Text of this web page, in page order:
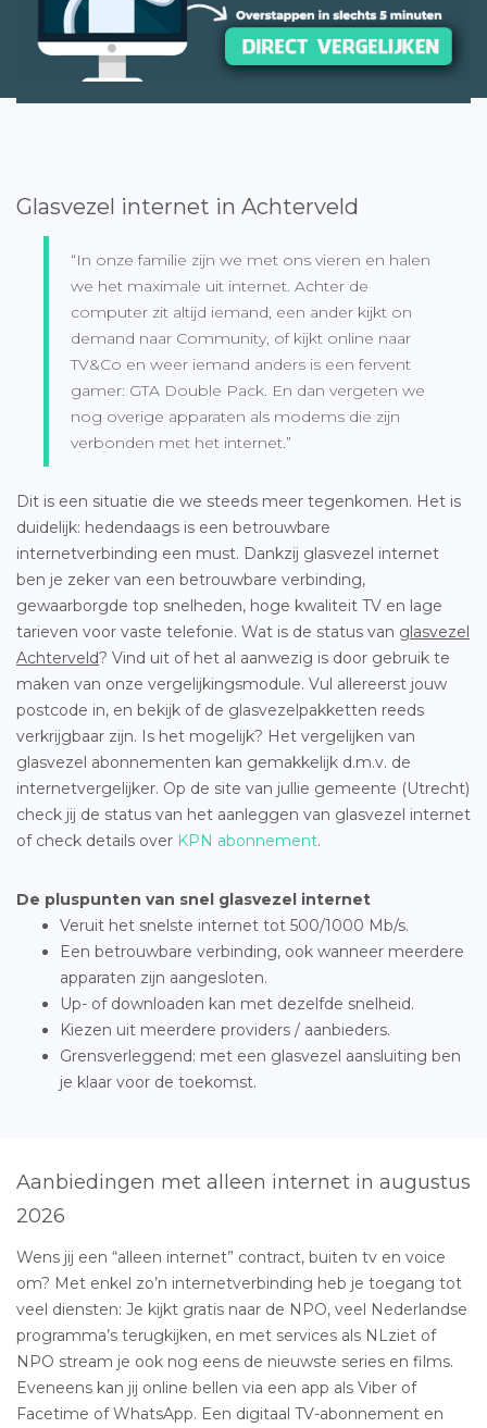
Glasvezel internet in Achterveld
“In onze familie zijn we met ons vieren en halen
we het maximale uit internet. Achter de
computer zit altijd iemand, een ander kijkt on
demand naar Community, of kijkt online naar
TV&Co en weer iemand anders is een fervent
gamer: GTA Double Pack. En dan vergeten we
nog overige apparaten als modems die zijn
verbonden met het internet.”
Dit is een situatie die we steeds meer tegenkomen. Het is
duidelijk: hedendaags is een betrouwbare
internetverbinding een must. Dankzij glasvezel internet
ben je zeker van een betrouwbare verbinding,
gewaarborgde top snelheden, hoge kwaliteit TV en lage
tarieven voor vaste telefonie. Wat is de status van glasvezel
Achterveld? Vind uit of het al aanwezig is door gebruik te
maken van onze vergelijkingsmodule. Vul allereerst jouw
postcode in, en bekijk of de glasvezelpakketten reeds
verkrijgbaar zijn. Is het mogelijk? Het vergelijken van
glasvezel abonnementen kan gemakkelijk d.m.v. de
internetvergelijker. Op de site van jullie gemeente (Utrecht)
check jij de status van het aanleggen van glasvezel internet
of check details over KPN abonnement.
De pluspunten van snel glasvezel internet
Veruit het snelste internet tot 500/1000 Mb/s.
Een betrouwbare verbinding, ook wanneer meerdere
apparaten zijn aangesloten.
Up- of downloaden kan met dezelfde snelheid.
Kiezen uit meerdere providers / aanbieders.
Grensverleggend: met een glasvezel aansluiting ben
je klaar voor de toekomst.
Aanbiedingen met alleen internet in augustus
2026
Wens jij een “alleen internet” contract, buiten tv en voice
om? Met enkel zo’n internetverbinding heb je toegang tot
veel diensten: Je kijkt gratis naar de NPO, veel Nederlandse
programma’s terugkijken, en met services als NLziet of
NPO stream je ook nog eens de nieuwste series en films.
Eveneens kan jij online bellen via een app als Viber of
Facetime of WhatsApp. Een digitaal TV-abonnement en